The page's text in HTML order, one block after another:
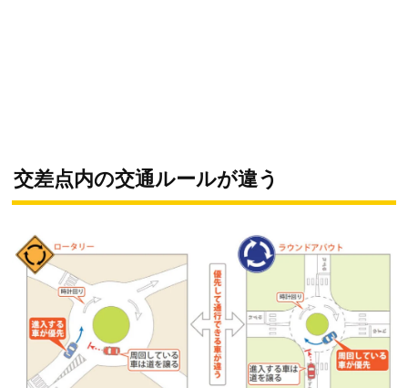
交差点内の交通ルールが違う